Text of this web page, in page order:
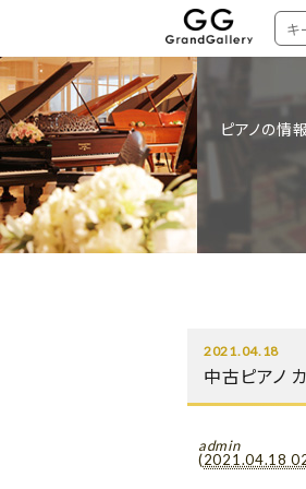
ピアノの情
2021.04.18
中古ピアノ
admin
(2021.04.18